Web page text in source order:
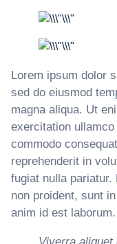
Lorem ipsum dolor
sed do eiusmod
magna aliqua. Ut
exercitation
commodo
reprehenderit in
fugiat nulla
non proident, sunt
anim id est laborum.
Viverra